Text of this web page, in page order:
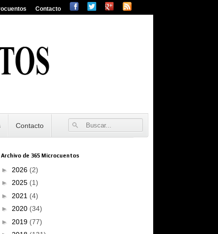
Contacto
Contacto
Archivo de 365 Microcuentos
► 2026 (2)
► 2025 (1)
► 2021 (4)
► 2020 (34)
► 2019 (77)